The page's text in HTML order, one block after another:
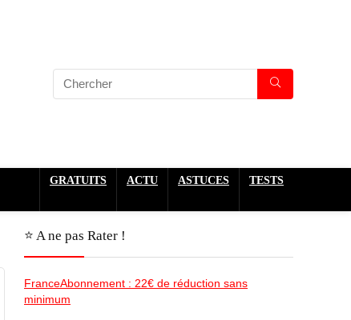
GRATUITS ACTU ASTUCES TESTS
⭐️ A ne pas Rater !
FranceAbonnement : 22€ de réduction sans
minimum